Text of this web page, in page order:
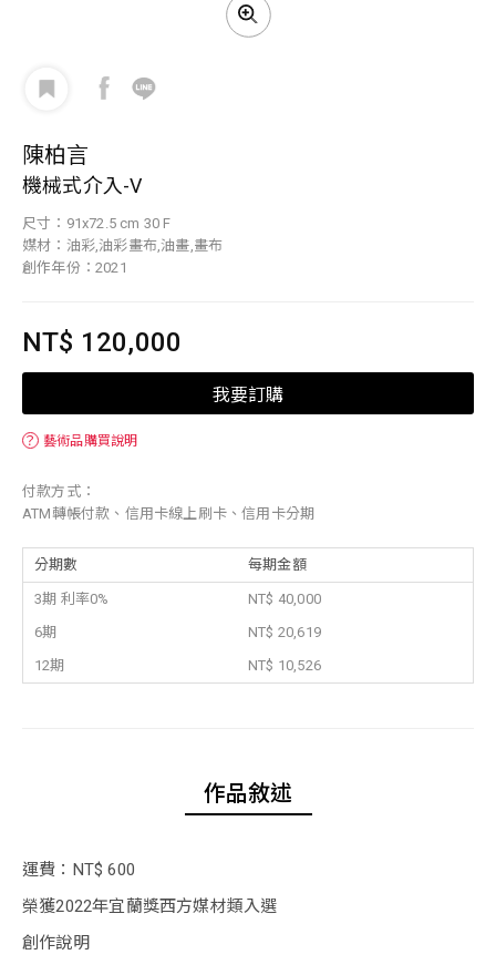
陳柏言
機械式介入-V
尺寸：91x72.5 cm 30 F
媒材：油彩,油彩畫布,油畫,畫布
創作年份：2021
NT$ 120,000
我要訂購
？ 藝術品購買說明
付款方式：
ATM轉帳付款、信用卡線上刷卡、信用卡分期
分期數 每期金額
3期 利率0%
NT$ 40,000
6期
NT$ 20,619
12期
NT$ 10,526
作品敘述
運費：NT$ 600
榮獲2022年宜蘭獎西方媒材類入選
創作說明